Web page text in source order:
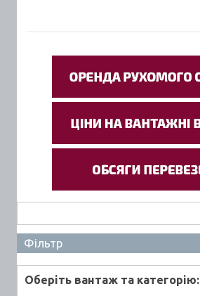
Фільтр
Оберiть вантаж та категорiю: